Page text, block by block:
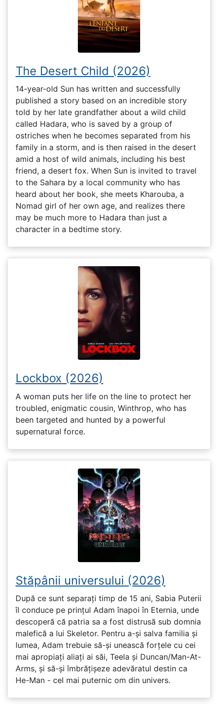
The Desert Child (2026)
14-year-old Sun has written and successfully
published a story based on an incredible story
told by her late grandfather about a wild child
called Hadara, who is saved by a group of
ostriches when he becomes separated from his
family in a storm, and is then raised in the desert
amid a host of wild animals, including his best
friend, a desert fox. When Sun is invited to travel
to the Sahara by a local community who has
heard about her book, she meets Kharouba, a
Nomad girl of her own age, and realizes there
may be much more to Hadara than just a
character in a bedtime story.
Lockbox (2026)
A woman puts her life on the line to protect her
troubled, enigmatic cousin, Winthrop, who has
been targeted and hunted by a powerful
supernatural force.
Stăpânii universului (2026)
După ce sunt separați timp de 15 ani, Sabia Puterii
îl conduce pe prințul Adam înapoi în Eternia, unde
descoperă că patria sa a fost distrusă sub domnia
malefică a lui Skeletor. Pentru a-și salva familia și
lumea, Adam trebuie să-și unească forțele cu cei
mai apropiați aliați ai săi, Teela și Duncan/Man-At-
Arms, și să-și îmbrățișeze adevăratul destin ca
He-Man - cel mai puternic om din univers.